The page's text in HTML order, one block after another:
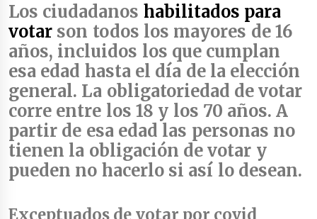
Los ciudadanos habilitados para
votar son todos los mayores de 16
años, incluidos los que cumplan
esa edad hasta el día de la elección
general. La obligatoriedad de votar
corre entre los 18 y los 70 años. A
partir de esa edad las personas no
tienen la obligación de votar y
pueden no hacerlo si así lo desean.
Exceptuados de votar por covid